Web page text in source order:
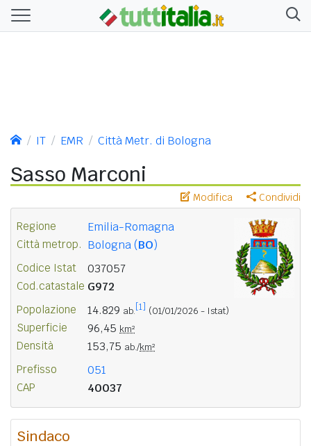
IT EMR Città Metr. di Bologna
Sasso Marconi
Modifica Condividi
Regione Emilia-Romagna
Città metrop. Bologna (BO)
Codice Istat 037057
Cod.catastale G972
Popolazione 14.829 ab. [1] (01/01/2026 - Istat)
Superficie 96,45 km²
Densità 153,75 ab./km²
Prefisso 051
CAP 40037
Sindaco